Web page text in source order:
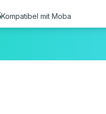
Kompatibel mit Moba